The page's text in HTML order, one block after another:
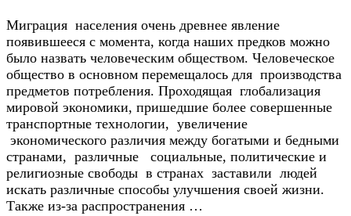
Миграция населения очень древнее явление
появившееся с момента, когда наших предков можно
было назвать человеческим обществом. Человеческое
общество в основном перемещалось для производства
предметов потребления. Проходящая глобализация
мировой экономики, пришедшие более совершенные
транспортные технологии, увеличение
экономического различия между богатыми и бедными
странами, различные социальные, политические и
религиозные свободы в странах заставили людей
искать различные способы улучшения своей жизни.
Также из-за распространения …